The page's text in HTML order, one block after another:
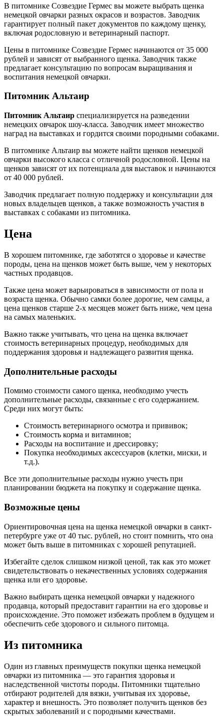
В питомнике Созвездие Гермес вы можете выбрать щенка
немецкой овчарки разных окрасов и возрастов. Заводчик
гарантирует полный пакет документов по каждому щенку,
включая родословную и ветеринарный паспорт.
Цены в питомнике Созвездие Гермес начинаются от 35 000
рублей и зависят от выбранного щенка. Заводчик также
предлагает консультацию по вопросам выращивания и
воспитания немецкой овчарки.
Питомник Альтаир
Питомник Альтаир специализируется на разведении
немецких овчарок шоу-класса. Заводчик имеет множество
наград на выставках и гордится своими породными собаками.
В питомнике Альтаир вы можете найти щенков немецкой
овчарки высокого класса с отличной родословной. Цены на
щенков зависят от их потенциала для выставок и начинаются
от 40 000 рублей.
Заводчик предлагает полную поддержку и консультации для
новых владельцев щенков, а также возможность участия в
выставках с собаками из питомника.
Цена
В хорошем питомнике, где заботятся о здоровье и качестве
породы, цена на щенков может быть выше, чем у некоторых
частных продавцов.
Также цена может варьироваться в зависимости от пола и
возраста щенка. Обычно самки более дорогие, чем самцы, а
цена щенков старше 2-х месяцев может быть ниже, чем цена
на самых маленьких.
Важно также учитывать, что цена на щенка включает
стоимость ветеринарных процедур, необходимых для
поддержания здоровья и надлежащего развития щенка.
Дополнительные расходы
Помимо стоимости самого щенка, необходимо учесть
дополнительные расходы, связанные с его содержанием.
Среди них могут быть:
Стоимость ветеринарного осмотра и прививок;
Стоимость корма и витаминов;
Расходы на воспитание и дрессировку;
Покупка необходимых аксессуаров (клетки, миски, и
т.д.).
Все эти дополнительные расходы нужно учесть при
планировании бюджета на покупку и содержание щенка.
Возможные цены
Ориентировочная цена на щенка немецкой овчарки в санкт-
петербурге уже от 40 тыс. рублей, но стоит помнить, что она
может быть выше в питомниках с хорошей репутацией.
Избегайте сделок слишком низкой ценой, так как это может
свидетельствовать о некачественных условиях содержания
щенка или его здоровье.
Важно выбирать щенка немецкой овчарки у надежного
продавца, который предоставит гарантии на его здоровье и
происхождение. Это поможет избежать проблем в будущем и
обеспечить себе здорового и сильного питомца.
Из питомника
Один из главных преимуществ покупки щенка немецкой
овчарки из питомника — это гарантия здоровья и
наследственной чистоты породы. Питомники тщательно
отбирают родителей для вязки, учитывая их здоровье,
характер и внешность. Это позволяет получить щенков без
скрытых заболеваний и с породными качествами.